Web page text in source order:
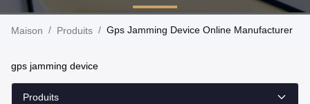
Jamming
Match 139
Maison / Produits / Gps Jamming Device Online Manufacturer
gps jamming device
Produits